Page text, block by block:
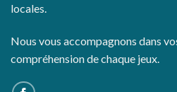
locales.
Nous vous accompagnons dans
compréhension de chaque jeux.